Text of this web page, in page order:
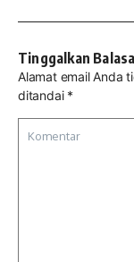
Tinggalkan
Alamat email Anda
ditandai *